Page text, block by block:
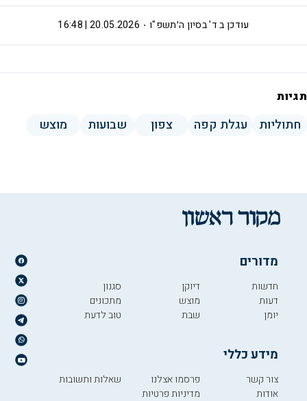
ד' בסיון ה׳תשפ"ו 20.05.2026 | 16:48 עודכן ב
תגיות
חתוליות עגלת קפה צפון שבועות מוצש
מדורים
חדשות
דעות
יומן
דיוקן
מוצש
שבת
סגנון
מתכונים
טוב לדעת
מידע כללי
צור קשר
אודות
פרסמו אצלנו
מדיניות פרטיות
שאלות ותשובות